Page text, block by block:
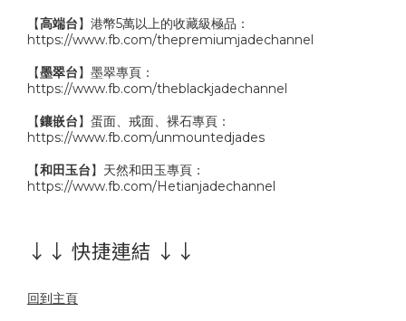
【高端台】港幣5萬以上的收藏級極品：
https://www.fb.com/thepremiumjadechannel
【墨翠台】墨翠專頁：
https://www.fb.com/theblackjadechannel
【鑲嵌台】蛋面、戒面、裸石專頁：
https://www.fb.com/unmountedjades
【和田玉台】天然和田玉專頁：
https://www.fb.com/Hetianjadechannel
↓↓ 快捷連結 ↓↓
回到主頁